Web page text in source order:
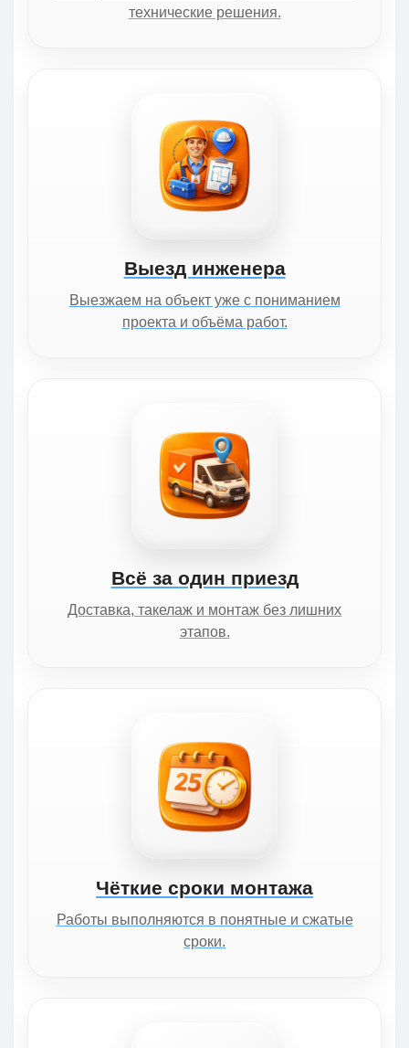
технические решения.
Выезд инженера
Выезжаем на объект уже с пониманием
проекта и объёма работ.
Всё за один приезд
Доставка, такелаж и монтаж без лишних
этапов.
Чёткие сроки монтажа
Работы выполняются в понятные и сжатые
сроки.